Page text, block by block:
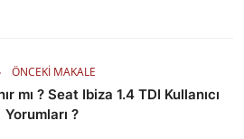
ÖNCEKI MAKALE
mı ? Seat Ibiza 1.4 TDI Kullanıcı
Yorumları ?